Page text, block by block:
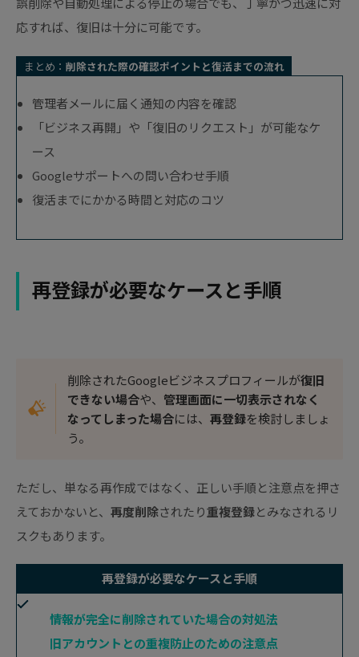
応すれば、復旧は十分に可能です。
まとめ： 削除された際の確認ポイントと復活までの流れ
管理者メールに届く通知の内容を確認
「ビジネス再開」や「復旧のリクエスト」が可能なケ
ース
Googleサポートへの問い合わせ手順
復活までにかかる時間と対応のコツ
再登録が必要なケースと手順
削除されたGoogleビジネスプロフィールが復旧
できない場合や、 管理画面に一切表示されなく
なってしまった場合には、 再登録を検討しましょ
う。
ただし、単なる再作成ではなく、正しい手順と注意点を押さ
えておかないと、 再度削除されたり重複登録とみなされるリ
スクもあります。
再登録が必要なケースと手順
情報が完全に削除されていた場合の対処法
旧アカウントとの重複防止のための注意点